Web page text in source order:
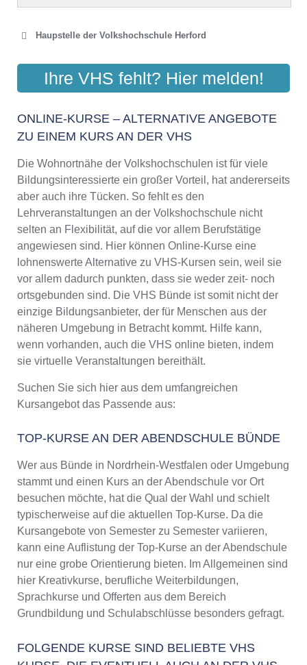
Haupstelle der Volkshochschule Herford
VOLKSHOCHSCHULE IM
KREIS HERFORD
Aktualisiert: August 2021
Ihre VHS fehlt? Hier melden!
ONLINE-KURSE – ALTERNATIVE ANGEBOTE
ZU EINEM KURS AN DER VHS
Die Wohnortnähe der Volkshochschulen ist für viele
Bildungsinteressierte ein großer Vorteil, hat andererseits
aber auch ihre Tücken. So fehlt es den
Lehrveranstaltungen an der Volkshochschule nicht
selten an Flexibilität, auf die vor allem Berufstätige
angewiesen sind. Hier können Online-Kurse eine
lohnenswerte Alternative zu VHS-Kursen sein, weil sie
vor allem dadurch punkten, dass sie weder zeit- noch
ortsgebunden sind. Die VHS Bünde ist somit nicht der
einzige Bildungsanbieter, der für Menschen aus der
näheren Umgebung in Betracht kommt. Hilfe kann,
wenn vorhanden, auch die VHS online bieten, indem
sie virtuelle Veranstaltungen bereithält.
Suchen Sie sich hier aus dem umfangreichen
Kursangebot das Passende aus:
TOP-KURSE AN DER ABENDSCHULE BÜNDE
Wer aus Bünde in Nordrhein-Westfalen oder Umgebung
stammt und einen Kurs an der Abendschule vor Ort
besuchen möchte, hat die Qual der Wahl und schielt
typischerweise auf die aktuellen Top-Kurse. Da die
Kursangebote von Semester zu Semester variieren,
kann eine Auflistung der Top-Kurse an der Abendschule
nur eine grobe Orientierung bieten. Im Allgemeinen sind
hier Kreativkurse, berufliche Weiterbildungen,
Sprachkurse und Offerten aus dem Bereich
Grundbildung und Schulabschlüsse besonders gefragt.
FOLGENDE KURSE SIND BELIEBTE VHS